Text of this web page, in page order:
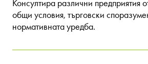
Консултира различни предприятия
общи условия, търговски
нормативната уредба.